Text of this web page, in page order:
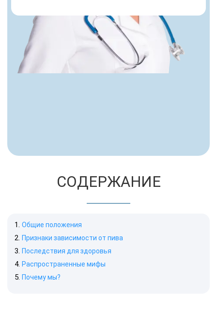
СОДЕРЖАНИЕ
Общие положения
Признаки зависимости от пива
Последствия для здоровья
Распространенные мифы
Почему мы?